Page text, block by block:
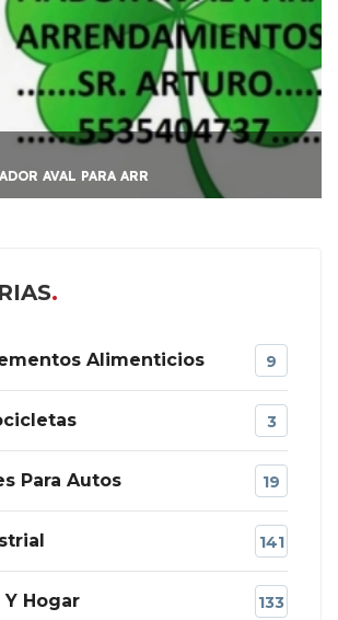
ARR
Alimenticios 9
3
Para Autos 19
141
Y Hogar 133